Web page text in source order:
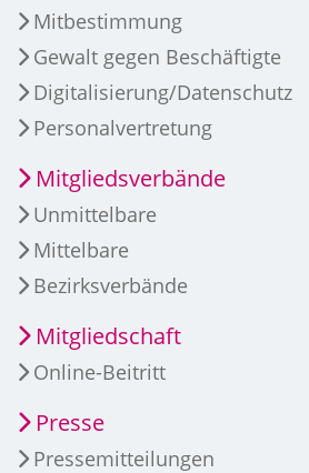
Mitbestimmung
Gewalt gegen Beschäftigte
Digitalisierung/Datenschutz
Personalvertretung
Mitgliedsverbände
Unmittelbare
Mittelbare
Bezirksverbände
Mitgliedschaft
Online-Beitritt
Presse
Pressemitteilungen